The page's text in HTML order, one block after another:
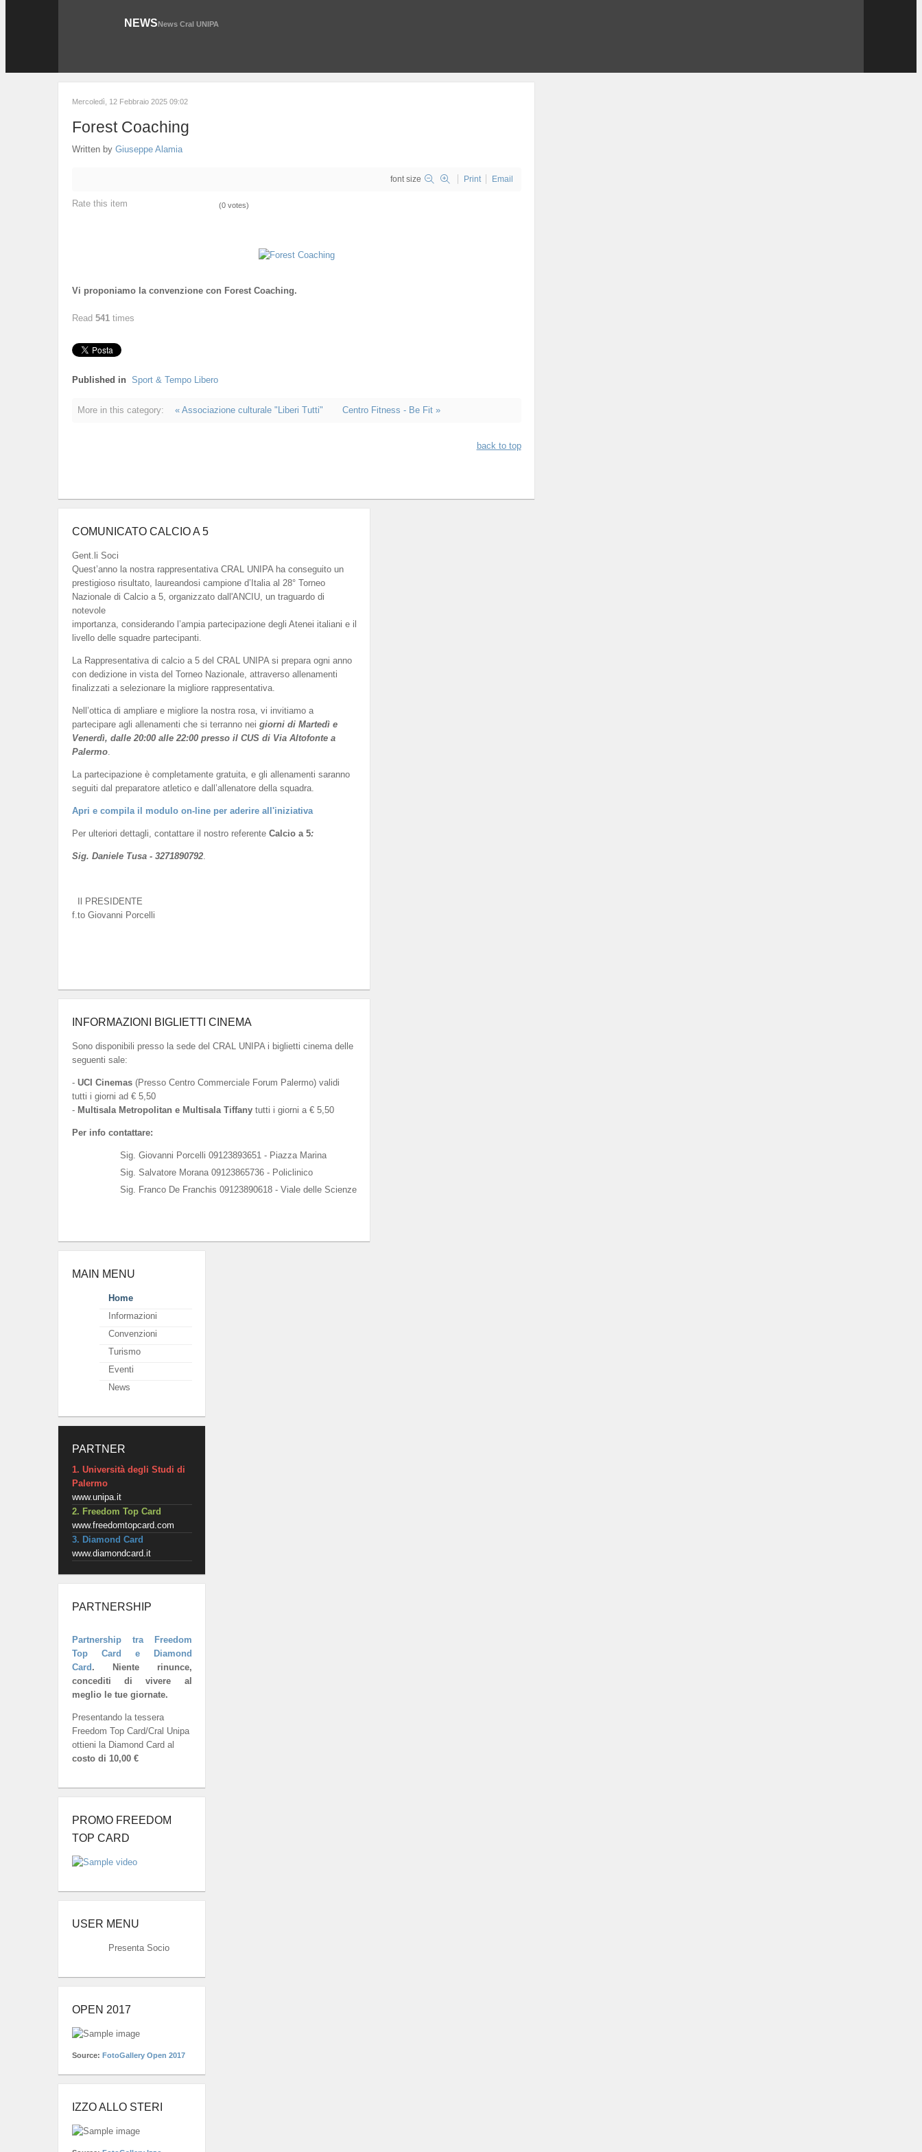
NEWSNews Cral UNIPA
Mercoledì, 12 Febbraio 2025 09:02
Forest Coaching
Written by Giuseppe Alamia
font size Print Email
Rate this item (0 votes)
Vi proponiamo la convenzione con Forest Coaching.
Read 541times
Published in Sport & Tempo Libero
More in this category: « Associazione culturale "Liberi Tutti" Centro Fitness - Be Fit »
back to top
COMUNICATO CALCIO A 5
Gent.li Soci
Quest’anno la nostra rappresentativa CRAL UNIPA ha conseguito un
prestigioso risultato, laureandosi campione d’Italia al 28° Torneo
Nazionale di Calcio a 5, organizzato dall'ANCIU, un traguardo di
notevole
importanza, considerando l’ampia partecipazione degli Atenei italiani e il
livello delle squadre partecipanti.
La Rappresentativa di calcio a 5 del CRAL UNIPA si prepara ogni anno
con dedizione in vista del Torneo Nazionale, attraverso allenamenti
finalizzati a selezionare la migliore rappresentativa.
Nell’ottica di ampliare e migliore la nostra rosa, vi invitiamo a
partecipare agli allenamenti che si terranno nei giorni di Martedì e
Venerdì, dalle 20:00 alle 22:00 presso il CUS di Via Altofonte a
Palermo.
La partecipazione è completamente gratuita, e gli allenamenti saranno
seguiti dal preparatore atletico e dall’allenatore della squadra.
Apri e compila il modulo on-line per aderire all'iniziativa
Per ulteriori dettagli, contattare il nostro referente Calcio a 5:
Sig. Daniele Tusa - 3271890792.
Il PRESIDENTE
f.to Giovanni Porcelli
INFORMAZIONI BIGLIETTI CINEMA
Sono disponibili presso la sede del CRAL UNIPA i biglietti cinema delle
seguenti sale:
- UCI Cinemas(Presso Centro Commerciale Forum Palermo) validi
tutti i giorni ad € 5,50
- Multisala Metropolitan e Multisala Tiffanytutti i giorni a € 5,50
Per info contattare:
Sig. Giovanni Porcelli 09123893651 - Piazza Marina
Sig. Salvatore Morana 09123865736 - Policlinico
Sig. Franco De Franchis 09123890618 - Viale delle Scienze
MAIN MENU
Home
Informazioni
Convenzioni
Turismo
Eventi
News
PARTNER
1. Università degli Studi di
Palermo
www.unipa.it
2. Freedom Top Card
www.freedomtopcard.com
3. Diamond Card
www.diamondcard.it
PARTNERSHIP
Partnership tra Freedom
Top Card e Diamond
Card. Niente rinunce,
concediti di vivere al
meglio le tue giornate.
Presentando la tessera
Freedom Top Card/Cral Unipa
ottieni la Diamond Card al
costo di 10,00 €
PROMO FREEDOM
TOP CARD
USER MENU
Presenta Socio
OPEN 2017
Source: FotoGallery Open 2017
IZZO ALLO STERI